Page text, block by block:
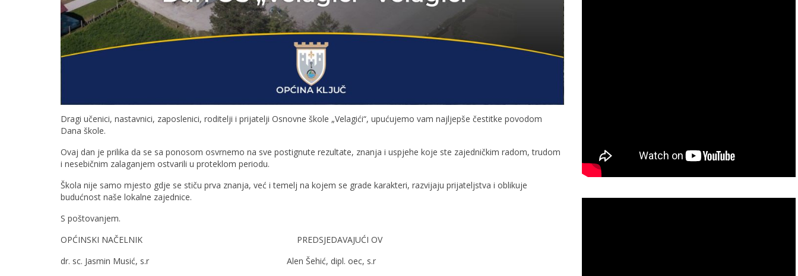
Dragi učenici, nastavnici, zaposlenici, roditelji i prijatelji Osnovne škole „Velagići“, upućujemo vam najljepše čestitke povodom
Dana škole.
Ovaj dan je prilika da se sa ponosom osvrnemo na sve postignute rezultate, znanja i uspjehe koje ste zajedničkim radom, trudom
i nesebičnim zalaganjem ostvarili u proteklom periodu.
Škola nije samo mjesto gdje se stiču prva znanja, već i temelj na kojem se grade karakteri, razvijaju prijateljstva i oblikuje
budućnost naše lokalne zajednice.
S poštovanjem.
OPĆINSKI NAČELNIK PREDSJEDAVAJUĆI OV
dr. sc. Jasmin Musić, s.r Alen Šehić, dipl. oec, s.r